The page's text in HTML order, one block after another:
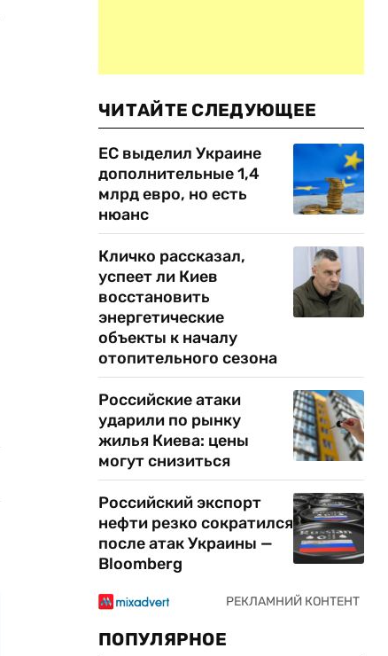
ЧИТАЙТЕ СЛЕДУЮЩЕЕ
ЕС выделил Украине
дополнительные 1,4
млрд евро, но есть
нюанс
Кличко рассказал,
успеет ли Киев
восстановить
энергетические
объекты к началу
отопительного сезона
Российские атаки
ударили по рынку
жилья Киева: цены
могут снизиться
Российский экспорт
нефти резко сократился
после атак Украины —
Bloomberg
ПОПУЛЯРНОЕ